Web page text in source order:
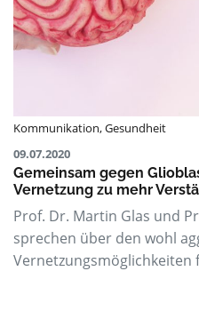
Kommunikation,Gesundheit
09.07.2020
Gemeinsam gegen
Vernetzung zu mehr
Prof. Dr. Martin Glas und
sprechen über den wohl
Vernetzungsmöglichkeiten